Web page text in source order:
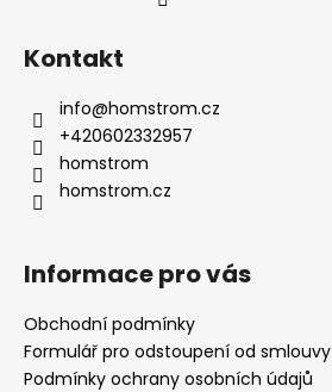
Kontakt
info@homstrom.cz
+420602332957
homstrom
homstrom.cz
Informace pro vás
Obchodní podmínky
Formulář pro odstoupení od smlouvy
Podmínky ochrany osobních údajů